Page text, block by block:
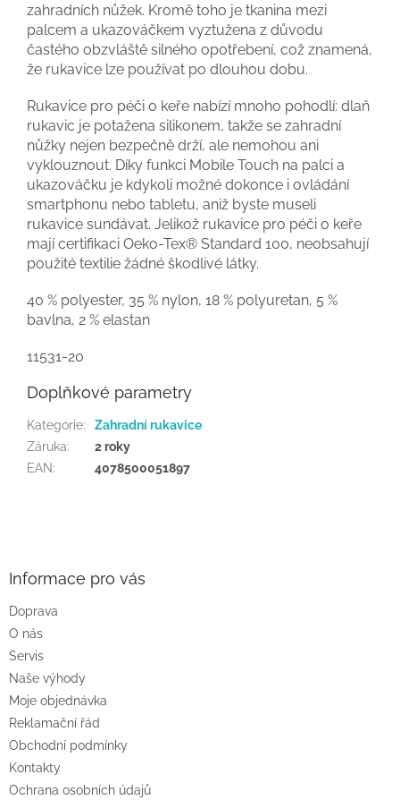
zahradních nůžek. Kromě toho je tkanina mezi
palcem a ukazováčkem vyztužena z důvodu
častého obzvláště silného opotřebení, což znamená,
že rukavice lze používat po dlouhou dobu.
Rukavice pro péči o keře nabízí mnoho pohodlí: dlaň
rukavic je potažena silikonem, takže se zahradní
nůžky nejen bezpečně drží, ale nemohou ani
vyklouznout. Díky funkci Mobile Touch na palci a
ukazováčku je kdykoli možné dokonce i ovládání
smartphonu nebo tabletu, aniž byste museli
rukavice sundávat. Jelikož rukavice pro péči o keře
mají certifikaci Oeko-Tex® Standard 100, neobsahují
použité textilie žádné škodlivé látky.
40 % polyester, 35 % nylon, 18 % polyuretan, 5 %
bavlna, 2 % elastan
11531-20
Doplňkové parametry
Kategorie:
Zahradní rukavice
Záruka:
2 roky
EAN: 4078500051897
Informace pro vás
Doprava
O nás
Servis
Naše výhody
Moje objednávka
Reklamační řád
Obchodní podmínky
Kontakty
Ochrana osobních údajů